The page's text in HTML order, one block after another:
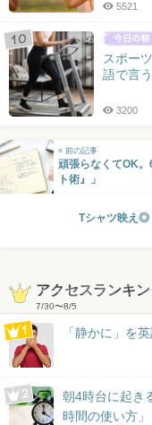
5521
スポー
語で言
3200
« 前の記事
頑張らなくてOK
ト術』」
Tシャツ映え◎
アクセスランキ
7/30〜8/5
「静かに」を
朝4時台に起き
時間の使い方」